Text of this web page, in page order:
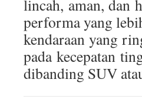
lincah, aman, dan
performa yang
kendaraan yang
pada kecepatan
dibanding SUV